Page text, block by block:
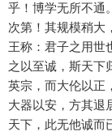
乎！博学无所不通
次第！其规模稍大
王称：君子之用世
之以至诚，斯天下
英宗，而大伦以正
大器以安，方其退
天下，此无他诚而